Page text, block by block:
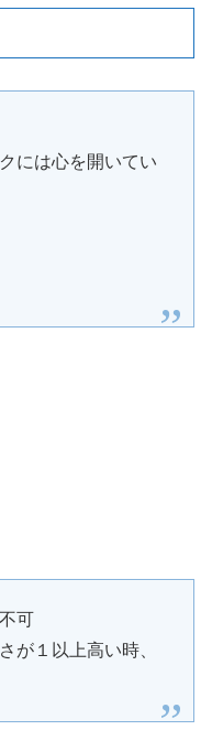
には心を開いてい
可
が１以上高い時、